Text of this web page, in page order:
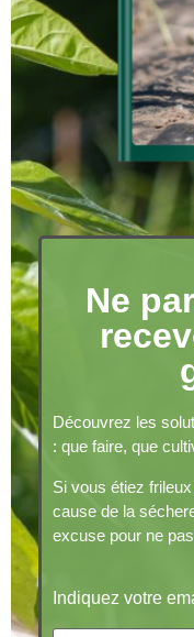
Ne
Découvrez les
: que faire, que
Si vous étiez
cause de la
excuse pour ne
Indiquez votre